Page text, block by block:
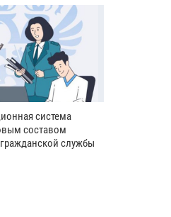
система
составом
службы